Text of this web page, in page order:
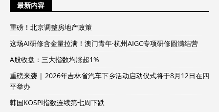
最新内容
重磅！北京调整房地产政策
这场AI研修含金量拉满！澳门青年·杭州AIGC专项研修圆满结营
A股收盘：三大指数均涨超1%
重磅来袭 | 2026年吉林省汽车下乡活动启动仪式将于8月12日在四
平举办
韩国KOSPI指数连续第七周下跌